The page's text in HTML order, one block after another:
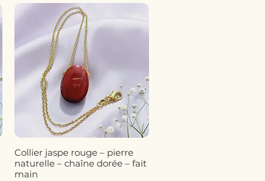
Aperçu rapide
Collier jaspe rouge – pierre
naturelle – chaîne dorée – fait
main